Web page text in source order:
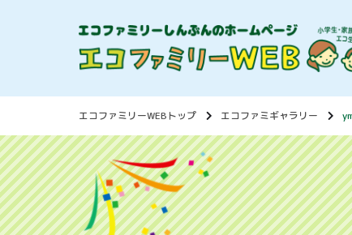
エコファミリーWEBトップ エコファミギャラリー